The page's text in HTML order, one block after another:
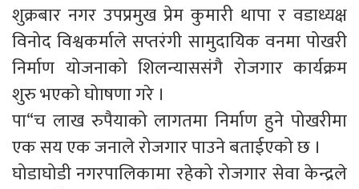
शुक्रबार नगर उपप्रमुख प्रेम कुमारी थापा र वडाध्यक्ष
विनोद विश्वकर्माले सप्तरंगी सामुदायिक वनमा पोखरी
निर्माण योजनाको शिलन्याससंगै रोजगार कार्यक्रम
शुरु भएको घोाषणा गरे ।
पा“च लाख रुपैयाको लागतमा निर्माण हुने पोखरीमा
एक सय एक जनाले रोजगार पाउने बताईएको छ ।
घोडाघोडी नगरपालिकामा रहेको रोजगार सेवा केन्द्रले